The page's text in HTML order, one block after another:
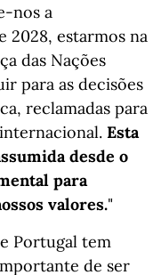
nos a
2028, estarmos na
das Nações
para as decisões
reclamadas para
Esta
desde o
para
valores."
Portugal tem
de ser